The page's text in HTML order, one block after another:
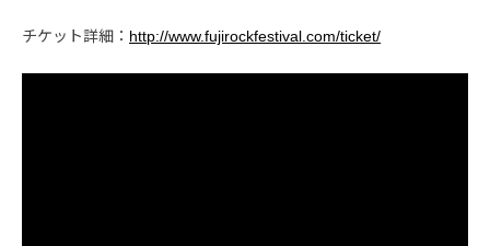
チケット詳細： http://www.fujirockfestival.com/ticket/